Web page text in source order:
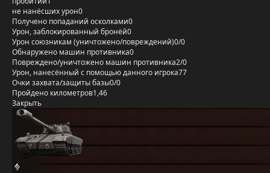
не нанёсших урон0
Получено попаданий осколками0
Урон, заблокированный бронёй0
Урон союзникам (уничтожено/повреждений)0/0
Обнаружено машин противника0
Повреждено/уничтожено машин противника2/0
Урон, нанесённый с помощью данного игрока77
Очки захвата/защиты базы0/0
Пройдено километров1,46
Закрыть